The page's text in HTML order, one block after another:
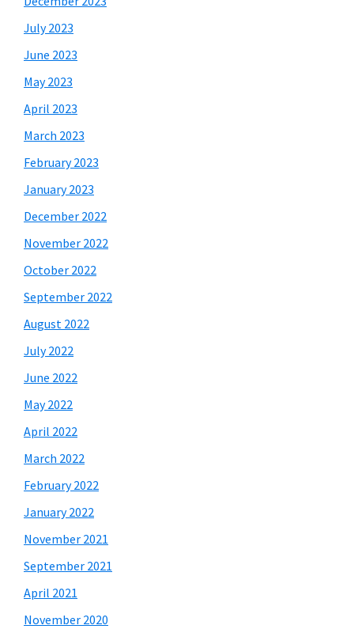
July 2023
June 2023
May 2023
April 2023
March 2023
February 2023
January 2023
December 2022
November 2022
October 2022
September 2022
August 2022
July 2022
June 2022
May 2022
April 2022
March 2022
February 2022
January 2022
November 2021
September 2021
April 2021
November 2020